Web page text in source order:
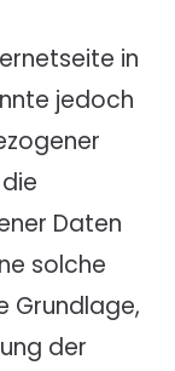
in
jedoch
Daten
solche
Grundlage,
der